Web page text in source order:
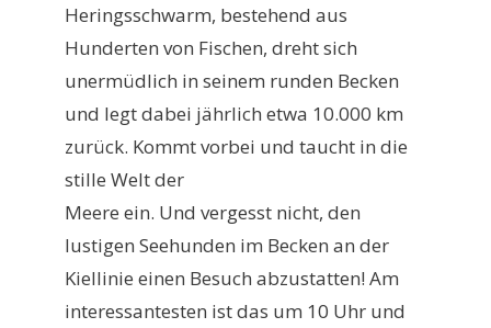
Heringsschwarm, bestehend aus
Hunderten von Fischen, dreht sich
unermüdlich in seinem runden Becken
und legt dabei jährlich etwa 10.000 km
zurück. Kommt vorbei und taucht in die
stille Welt der
Meere ein. Und vergesst nicht, den
lustigen Seehunden im Becken an der
Kiellinie einen Besuch abzustatten! Am
interessantesten ist das um 10 Uhr und